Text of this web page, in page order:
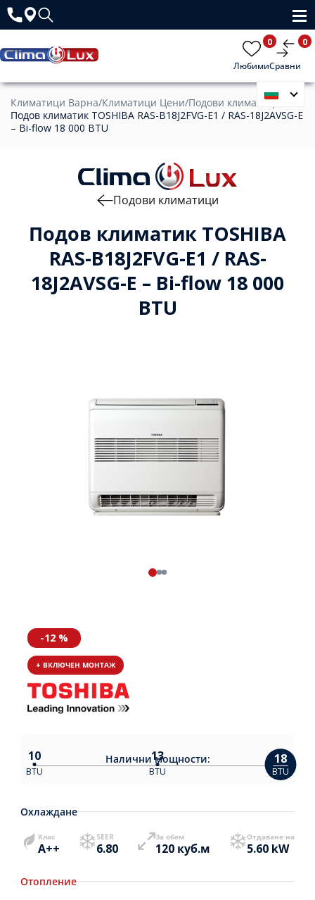
Любими
0
Сравни
0
Климатици Варна/Климатици Цени/Подови климатици
Подов климатик TOSHIBA RAS-B18J2FVG-E1 / RAS-18J2AVSG-E
– Bi-flow 18 000 BTU
Подов климатик TOSHIBA
RAS-B18J2FVG-E1 / RAS-
18J2AVSG-E – Bi-flow 18 000
BTU
Подови климатици
-12 %
+ ВКЛЮЧЕН МОНТАЖ
Наличнимощности:
10
BTU
13
BTU
18
BTU
Охлаждане
Клас
A++
SEER
6.80
За обем
120 куб.м
Отдаване на
5.60 kW
Отопление